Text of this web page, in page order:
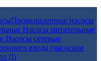
Промышленные насосы
Насосы питательные
Насосы сетевые